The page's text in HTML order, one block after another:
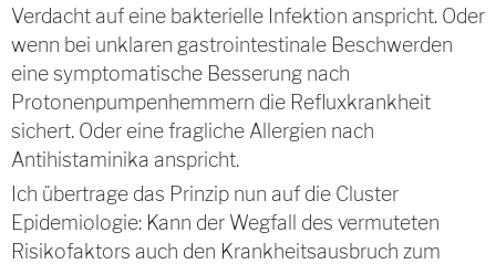
Verdacht auf eine bakterielle Infektion anspricht. Oder
wenn bei unklaren gastrointestinale Beschwerden
eine symptomatische Besserung nach
Protonenpumpenhemmern die Refluxkrankheit
sichert. Oder eine fragliche Allergien nach
Antihistaminika anspricht.
Ich übertrage das Prinzip nun auf die Cluster
Epidemiologie: Kann der Wegfall des vermuteten
Risikofaktors auch den Krankheitsausbruch zum